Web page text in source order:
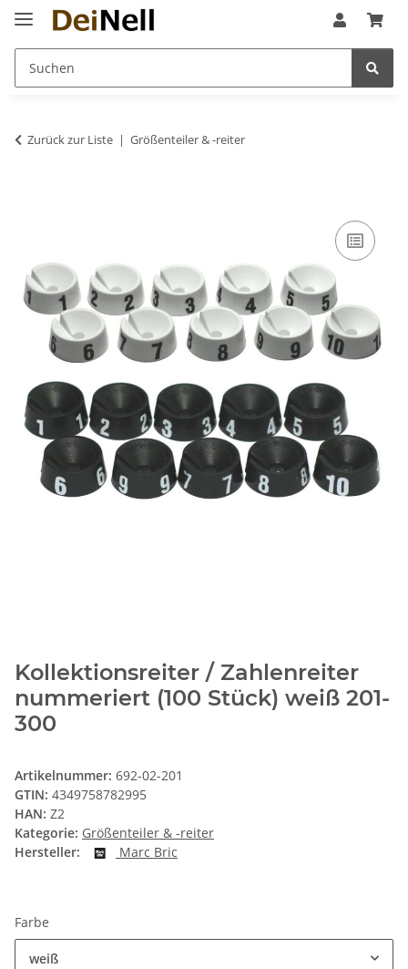
Zurück zur Liste Größenteiler & -reiter
Kollektionsreiter / Zahlenreiter
nummeriert (100 Stück) weiß 201-
300
Artikelnummer: 692-02-201
GTIN: 4349758782995
HAN: Z2
Kategorie: Größenteiler & -reiter
Hersteller:
Marc Bric
Farbe
weiß